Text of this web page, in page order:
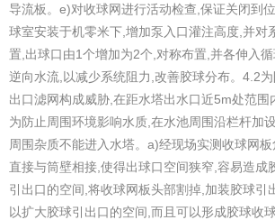
导流板。 e)对收球网进行活动检查,保证关闭到位
球室安装于机零米下,增加泵入口灌注高度,并对
置,出球口由1个增加为2个,对称布置,并各伸入
逆向水流,以减少系统阻力,改善胶球分布。 4.2
出口滤网构成威胁,在距水塔出水口近5m处范围
为防止周围环境影响水质,在水池周围沿栏杆加
周围杂质不能进入水塔。 a)经现场实测收球网
直接与筒壁相接,使得出球口空间狭窄,容易造成
引出口的空间,将收球网板头部割掉,加装胶球引
以扩大胶球引出口的空间,而且可以形成胶球收